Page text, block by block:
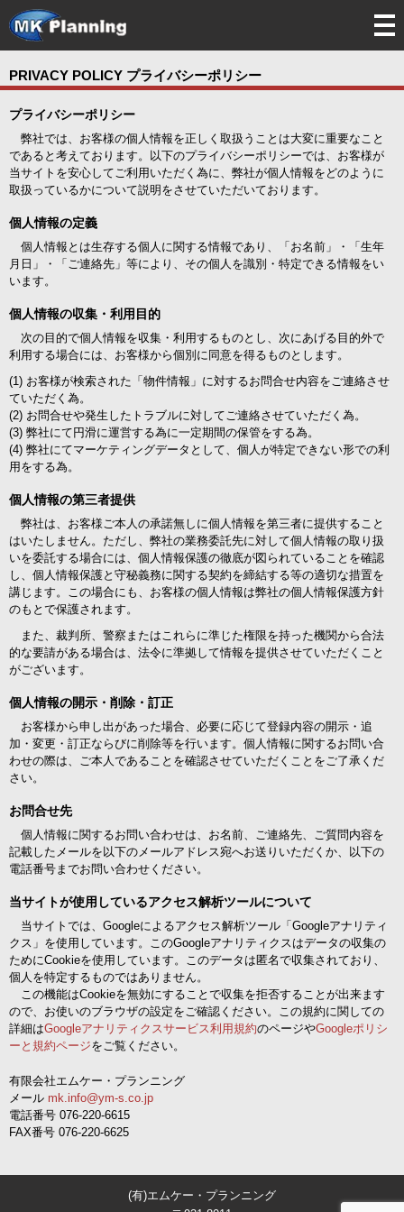
PRIVACY POLICY プライバシーポリシー
プライバシーポリシー
弊社では、お客様の個人情報を正しく取扱うことは大変に重要なこと
であると考えております。以下のプライバシーポリシーでは、お客様が
当サイトを安心してご利用いただく為に、弊社が個人情報をどのように
取扱っているかについて説明をさせていただいております。
個人情報の定義
個人情報とは生存する個人に関する情報であり、「お名前」・「生年
月日」・「ご連絡先」等により、その個人を識別・特定できる情報をい
います。
個人情報の収集・利用目的
次の目的で個人情報を収集・利用するものとし、次にあげる目的外で
利用する場合には、お客様から個別に同意を得るものとします。
(1) お客様が検索された「物件情報」に対するお問合せ内容をご連絡させ
ていただく為。
(2) お問合せや発生したトラブルに対してご連絡させていただく為。
(3) 弊社にて円滑に運営する為に一定期間の保管をする為。
(4) 弊社にてマーケティングデータとして、個人が特定できない形での利
用をする為。
個人情報の第三者提供
弊社は、お客様ご本人の承諾無しに個人情報を第三者に提供すること
はいたしません。ただし、弊社の業務委託先に対して個人情報の取り扱
いを委託する場合には、個人情報保護の徹底が図られていることを確認
し、個人情報保護と守秘義務に関する契約を締結する等の適切な措置を
講じます。この場合にも、お客様の個人情報は弊社の個人情報保護方針
のもとで保護されます。
また、裁判所、警察またはこれらに準じた権限を持った機関から合法
的な要請がある場合は、法令に準拠して情報を提供させていただくこと
がございます。
個人情報の開示・削除・訂正
お客様から申し出があった場合、必要に応じて登録内容の開示・追
加・変更・訂正ならびに削除等を行います。個人情報に関するお問い合
わせの際は、ご本人であることを確認させていただくことをご了承くだ
さい。
お問合せ先
個人情報に関するお問い合わせは、お名前、ご連絡先、ご質問内容を
記載したメールを以下のメールアドレス宛へお送りいただくか、以下の
電話番号までお問い合わせください。
当サイトが使用しているアクセス解析ツールについて
当サイトでは、Googleによるアクセス解析ツール「Googleアナリティ
クス」を使用しています。このGoogleアナリティクスはデータの収集の
ためにCookieを使用しています。このデータは匿名で収集されており、
個人を特定するものではありません。
この機能はCookieを無効にすることで収集を拒否することが出来ます
ので、お使いのブラウザの設定をご確認ください。この規約に関しての
詳細はGoogleアナリティクスサービス利用規約のページやGoogleポリシ
ーと規約ページをご覧ください。
有限会社エムケー・プランニング
メール mk.info@ym-s.co.jp
電話番号 076-220-6615
FAX番号 076-220-6625
(有)エムケー・プランニング